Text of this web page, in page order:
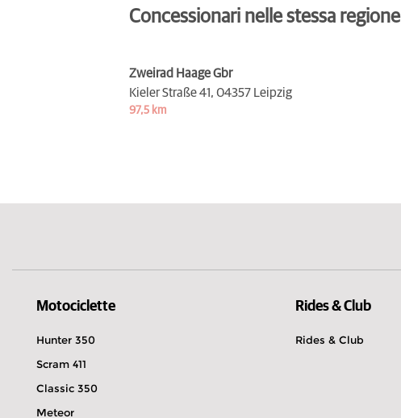
Concessionari nelle stessa regione
Zweirad Haage Gbr
Kieler Straße 41, 04357 Leipzig
97,5 km
Motociclette
Hunter 350
Scram 411
Classic 350
Meteor
Rides & Club
Rides & Club